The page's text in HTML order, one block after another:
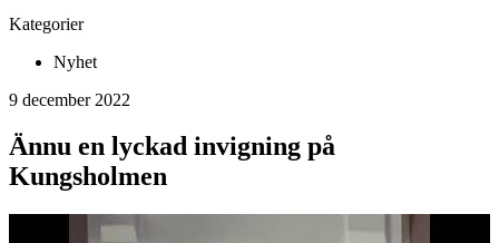
Kategorier
Nyhet
9 december 2022
Ännu en lyckad invigning på
Kungsholmen